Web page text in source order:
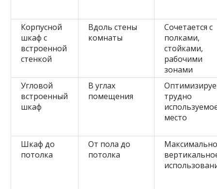
Корпусной
шкаф с
встроенной
стенкой
Вдоль стены
комнаты
Сочетается с
полками,
стойками,
рабочими
зонами
Угловой
встроенный
шкаф
В углах
помещения
трудно
место
Шкаф до
потолка
От пола до
потолка